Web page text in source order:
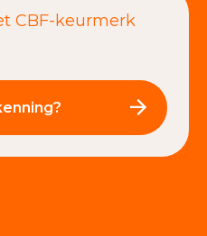
CBF-keurmerk